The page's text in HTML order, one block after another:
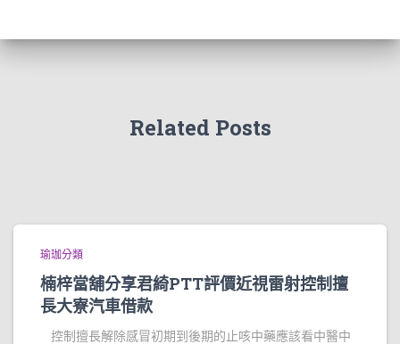
Related Posts
瑜珈分類
楠梓當舖分享君綺PTT評價近視雷射控制擅
長大寮汽車借款
控制擅長解除感冒初期到後期的止咳中藥應該看中醫中